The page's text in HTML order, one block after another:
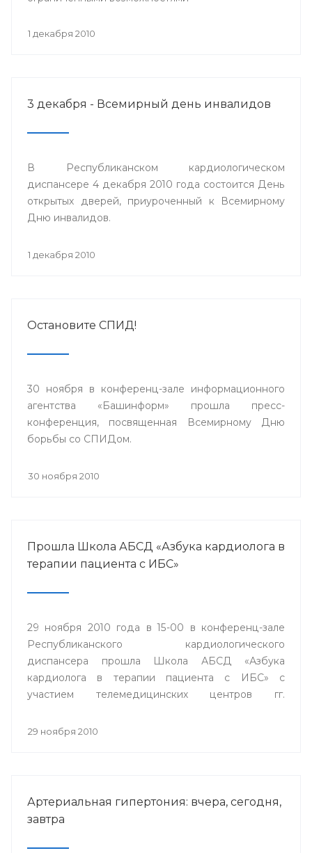
1 декабря 2010
3 декабря - Всемирный день инвалидов
В Республиканском кардиологическом
диспансере 4 декабря 2010 года состоится День
открытых дверей, приуроченный к Всемирному
Дню инвалидов.
1 декабря 2010
Остановите СПИД!
30 ноября в конференц-зале информационного
агентства «Башинформ» прошла пресс-
конференция, посвященная Всемирному Дню
борьбы со СПИДом.
30 ноября 2010
Прошла Школа АБСД «Азбука кардиолога в
терапии пациента с ИБС»
29 ноября 2010 года в 15-00 в конференц-зале
Республиканского кардиологического
диспансера прошла Школа АБСД «Азбука
кардиолога в терапии пациента с ИБС» с
участием телемедицинских центров гг.
29 ноября 2010
Артериальная гипертония: вчера, сегодня,
завтра